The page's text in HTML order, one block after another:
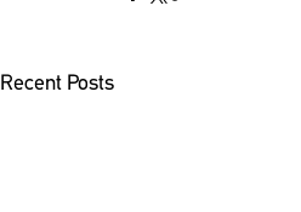
Recent Posts